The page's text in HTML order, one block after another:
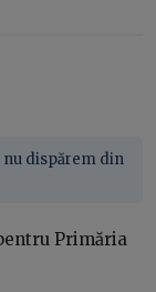
nu dispărem din
Primăria